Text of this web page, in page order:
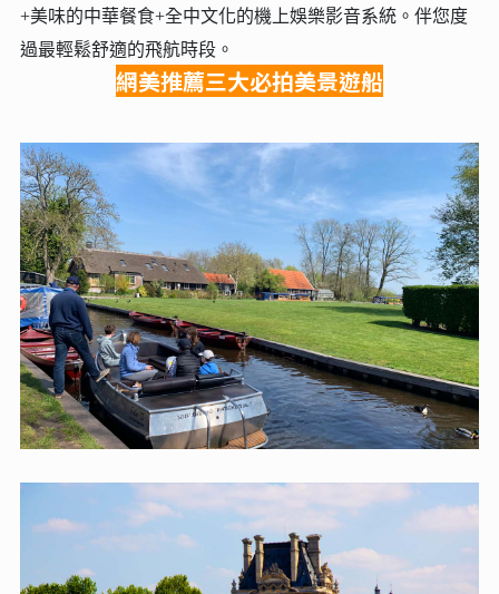
+美味的中華餐食+全中文化的機上娛樂影音系統。伴您度
過最輕鬆舒適的飛航時段。
網美推薦三大必拍美景遊船